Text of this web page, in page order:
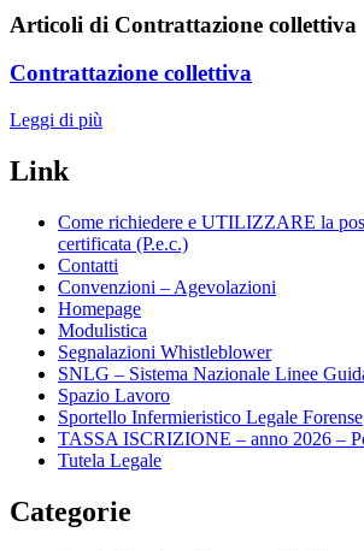
Articoli di Contrattazione collettiva
Contrattazione collettiva
Leggi di più
Link
Come richiedere e UTILIZZARE la
certificata (P.e.c.)
Contatti
Convenzioni – Agevolazioni
Homepage
Modulistica
Segnalazioni Whistleblower
SNLG – Sistema Nazionale Linee
Spazio Lavoro
Sportello Infermieristico Legale Forense
TASSA ISCRIZIONE – anno 2026 –
Tutela Legale
Categorie